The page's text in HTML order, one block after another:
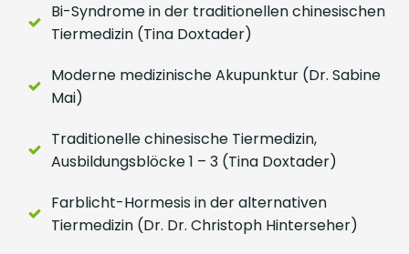
Bi-Syndrome in der traditionellen chinesischen
Tiermedizin (Tina Doxtader)
Moderne medizinische Akupunktur (Dr. Sabine
Mai)
Traditionelle chinesische Tiermedizin,
Ausbildungsblöcke 1 – 3 (Tina Doxtader)
Farblicht-Hormesis in der alternativen
Tiermedizin (Dr. Dr. Christoph Hinterseher)